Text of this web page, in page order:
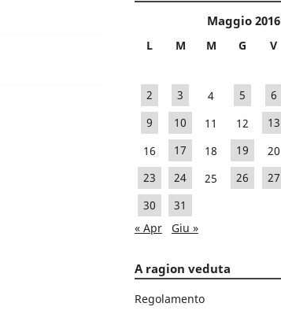
Maggio 2016
L M M G V
2
3 4 5 6
9
10 11 12 13
16
17 18 19 20
23
24 25 26 27
30
31
« Apr
Giu »
A ragion veduta
Regolamento